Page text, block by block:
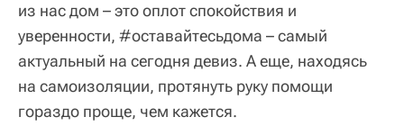
из нас дом – это оплот спокойствия и
уверенности, #оставайтесьдома – самый
актуальный на сегодня девиз. А еще, находясь
на самоизоляции, протянуть руку помощи
гораздо проще, чем кажется.